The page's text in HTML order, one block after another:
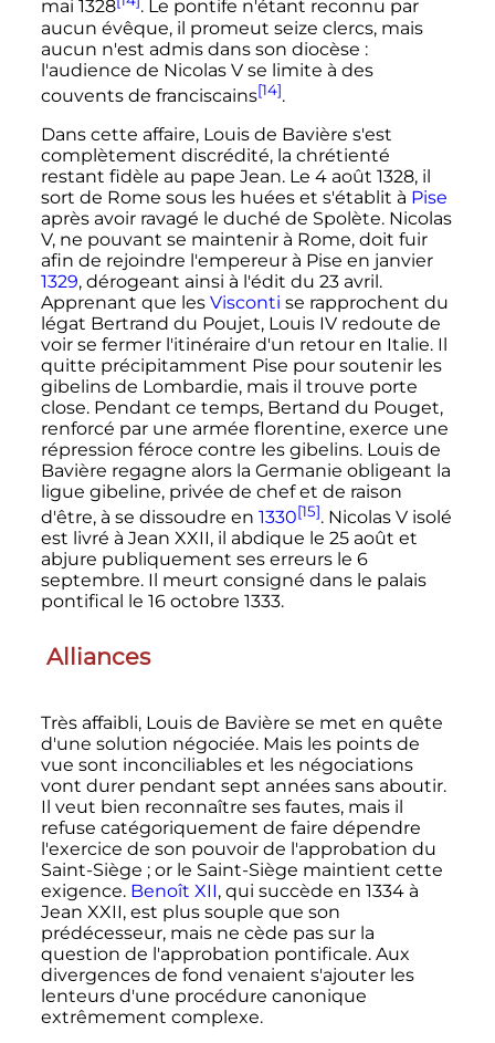
mai 1328
. Le pontife n'étant reconnu par
aucun évêque, il promeut seize clercs, mais
aucun n'est admis dans son diocèse :
l'audience de Nicolas Vse limite à des
couvents de franciscains[14].
Dans cette affaire, Louis de Bavière s'est
complètement discrédité, la chrétienté
restant fidèle au pape Jean. Le 4 août 1328, il
sort de Rome sous les huées et s'établit à Pise
après avoir ravagé le duché de Spolète. Nicolas
V, ne pouvant se maintenir à Rome, doit fuir
afin de rejoindre l'empereur à Pise en janvier
1329, dérogeant ainsi à l'édit du 23 avril.
Apprenant que les Visconti se rapprochent du
légat Bertrand du Poujet, Louis IVredoute de
voir se fermer l'itinéraire d'un retour en Italie. Il
quitte précipitamment Pise pour soutenir les
gibelins de Lombardie, mais il trouve porte
close. Pendant ce temps, Bertand du Pouget,
renforcé par une armée florentine, exerce une
répression féroce contre les gibelins. Louis de
Bavière regagne alors la Germanie obligeant la
ligue gibeline, privée de chef et de raison
d'être, à se dissoudre en 1330[15]. Nicolas Visolé
est livré à Jean XXII, il abdique le 25 août et
abjure publiquement ses erreurs le 6
septembre. Il meurt consigné dans le palais
pontifical le 16 octobre 1333.
Alliances
Très affaibli, Louis de Bavière se met en quête
d'une solution négociée. Mais les points de
vue sont inconciliables et les négociations
vont durer pendant sept années sans aboutir.
Il veut bien reconnaître ses fautes, mais il
refuse catégoriquement de faire dépendre
l'exercice de son pouvoir de l'approbation du
Saint-Siège ; or le Saint-Siège maintient cette
exigence. Benoît XII, qui succède en 1334 à
Jean XXII, est plus souple que son
prédécesseur, mais ne cède pas sur la
question de l'approbation pontificale. Aux
divergences de fond venaient s'ajouter les
lenteurs d'une procédure canonique
extrêmement complexe.